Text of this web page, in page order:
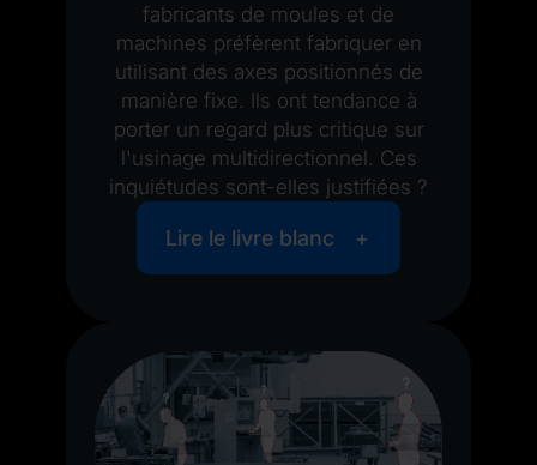
fabricants de moules et de
machines préfèrent fabriquer en
utilisant des axes positionnés de
manière fixe. Ils ont tendance à
porter un regard plus critique sur
l'usinage multidirectionnel. Ces
inquiétudes sont-elles justifiées ?
Lire le livre blanc